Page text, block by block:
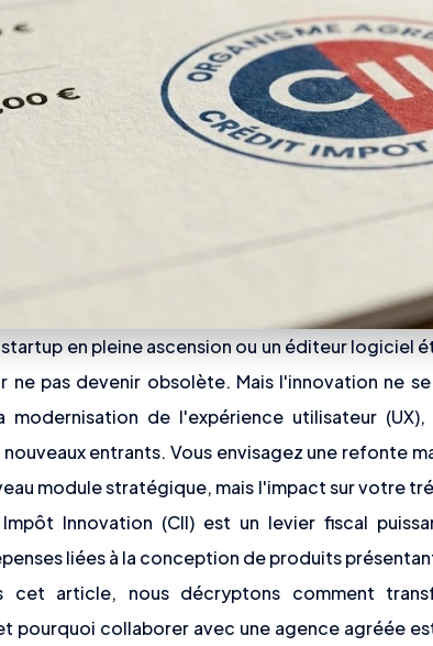
en pleine ascension ou un éditeur logiciel
ne pas devenir obsolète. Mais l'innovation ne
modernisation de l'expérience utilisateur
entrants. Vous envisagez une refonte
module stratégique, mais l'impact sur votre
Innovation (CII) est un levier fiscal
liées à la conception de produits
cet article, nous décryptons comment
pourquoi collaborer avec une agence agréée